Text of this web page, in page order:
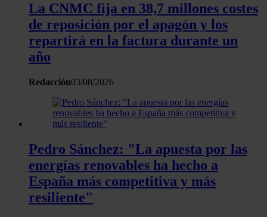
La CNMC fija en 38,7 millones costes
de reposición por el apagón y los
repartirá en la factura durante un
año
Redacción03/08/2026
⁠Pedro Sánchez: "La apuesta por las
energías renovables ha hecho a
España más competitiva y más
resiliente"